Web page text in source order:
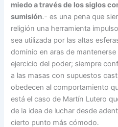
miedo a través de los siglos
sumisión.- es una pena que
religión una herramienta
sea utilizada por las altas
dominio en aras de
ejercicio del poder; siempre
a las masas con supuestos
obedecen al comportamiento
está el caso de Martín Lutero
de la idea de luchar desde
cierto punto más cómodo.